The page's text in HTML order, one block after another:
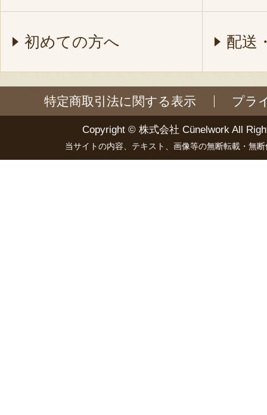
初めての方へ 配送
特定商取引法に関する表示 プラ
Copyright © 株式会社 Cünelwork All
当サイトの内容、テキスト、画像等の無断転載・無